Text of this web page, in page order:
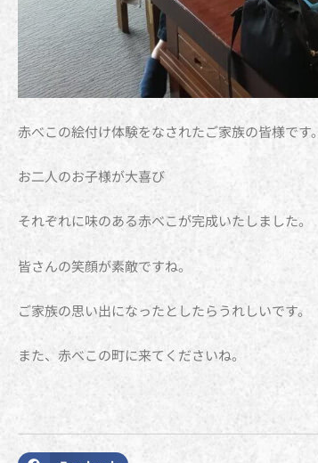
赤べこの絵付け体験をなされたご家族の皆様です。
お二人のお子様が大喜び
それぞれに味のある赤べこが完成いたしました。
皆さんの笑顔が素敵ですね。
ご家族の思い出になったとしたらうれしいです。
また、赤べこの町に来てくださいね。